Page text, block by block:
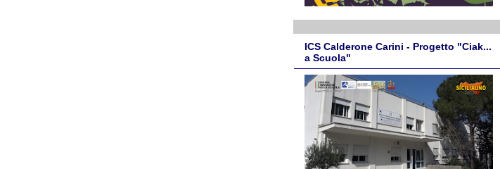
ICS Calderone Carini - Progetto "Ciak...
a Scuola"